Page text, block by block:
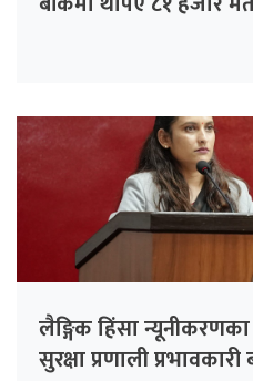
लैङ्गिक हिंसा
सुरक्षा प्रणाली